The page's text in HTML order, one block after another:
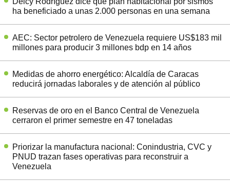
ha beneficiado a unas 2.000 personas en una semana
AEC: Sector petrolero de Venezuela requiere US$183 mil
millones para producir 3 millones bdp en 14 años
Medidas de ahorro energético: Alcaldía de Caracas
reducirá jornadas laborales y de atención al público
Reservas de oro en el Banco Central de Venezuela
cerraron el primer semestre en 47 toneladas
Priorizar la manufactura nacional: Conindustria, CVC y
PNUD trazan fases operativas para reconstruir a
Venezuela